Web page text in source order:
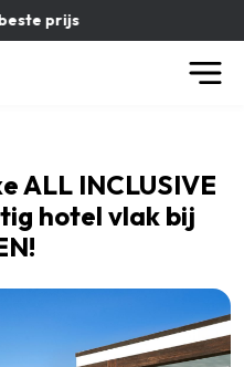
ALL INCLUSIVE
hotel vlak bij